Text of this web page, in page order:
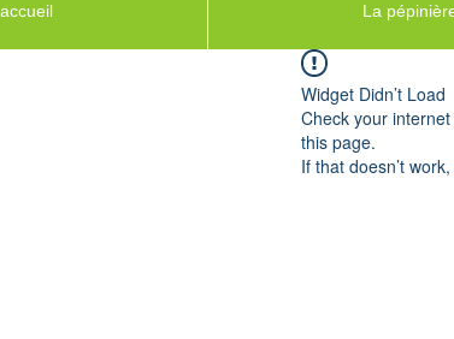
accueil La
Widget Didn’t Load
Check your
this page.
If that doesn’t